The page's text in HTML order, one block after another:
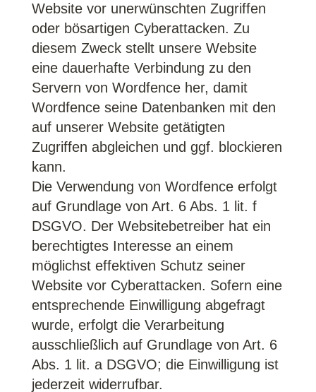
Website vor unerwünschten Zugriffen
oder bösartigen Cyberattacken. Zu
diesem Zweck stellt unsere Website
eine dauerhafte Verbindung zu den
Servern von Wordfence her, damit
Wordfence seine Datenbanken mit den
auf unserer Website getätigten
Zugriffen abgleichen und ggf. blockieren
kann.
Die Verwendung von Wordfence erfolgt
auf Grundlage von Art. 6 Abs. 1 lit. f
DSGVO. Der Websitebetreiber hat ein
berechtigtes Interesse an einem
möglichst effektiven Schutz seiner
Website vor Cyberattacken. Sofern eine
entsprechende Einwilligung abgefragt
wurde, erfolgt die Verarbeitung
ausschließlich auf Grundlage von Art. 6
Abs. 1 lit. a DSGVO; die Einwilligung ist
jederzeit widerrufbar.